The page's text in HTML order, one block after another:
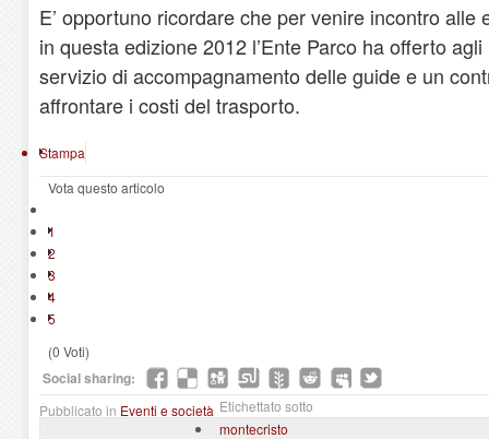
E’ opportuno ricordare che per venire incontro alle
in questa edizione 2012 l’Ente Parco ha offerto
servizio di accompagnamento delle guide e un
affrontare i costi del trasporto.
Stampa
Vota questo articolo
1
2
3
4
5
(0 Voti)
Social sharing:
Pubblicato in Eventi e società Etichettato sotto
montecristo